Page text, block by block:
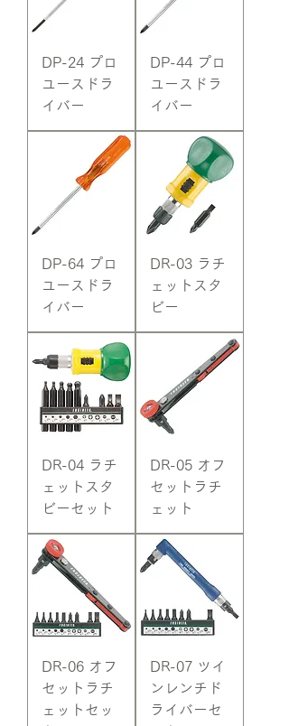
DP-24 プロ
ユースドラ
イバー
DP-44 プロ
ユースドラ
イバー
DP-64 プロ
ユースドラ
イバー
DR-03 ラチ
ェットスタ
ビー
DR-04 ラチ
ェットスタ
ビーセット
DR-05 オフ
セットラチ
ェット
DR-06 オフ
セットラチ
ェットセッ
DR-07 ツイ
ンレンチド
ライバーセ